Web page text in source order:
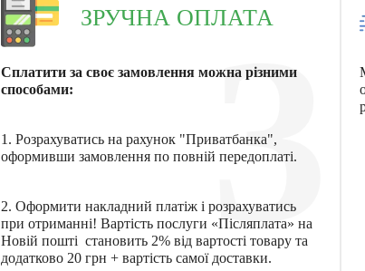
3
ЗРУЧНА ОПЛАТА
Сплатити за своє замовлення можна різними
способами:
1. Розрахуватись на рахунок "Приватбанка",
оформивши замовлення по повній передоплаті.
2. Оформити накладний платіж і розрахуватись
при отриманні! Вартість послуги «Післяплата» на
Новій пошті становить 2% від вартості товару та
додатково 20 грн + вартість самої доставки.